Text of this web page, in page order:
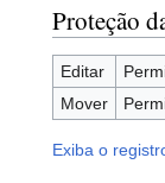
Proteção
Editar
Mover
Exiba o